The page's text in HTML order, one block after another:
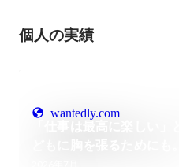
個人の実績
wantedly.com